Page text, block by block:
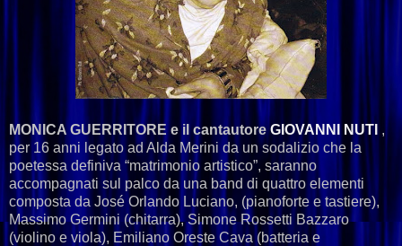
MONICA GUERRITORE e il cantautoreGIOVANNI NUTI ,
per 16 anni legato ad Alda Merini da un sodalizio che la
poetessa definiva “matrimonio artistico”, saranno
accompagnati sul palco da una band di quattro elementi
composta da José Orlando Luciano, (pianoforte e tastiere),
Massimo Germini (chitarra), Simone Rossetti Bazzaro
(violino e viola), Emiliano Oreste Cava (batteria e